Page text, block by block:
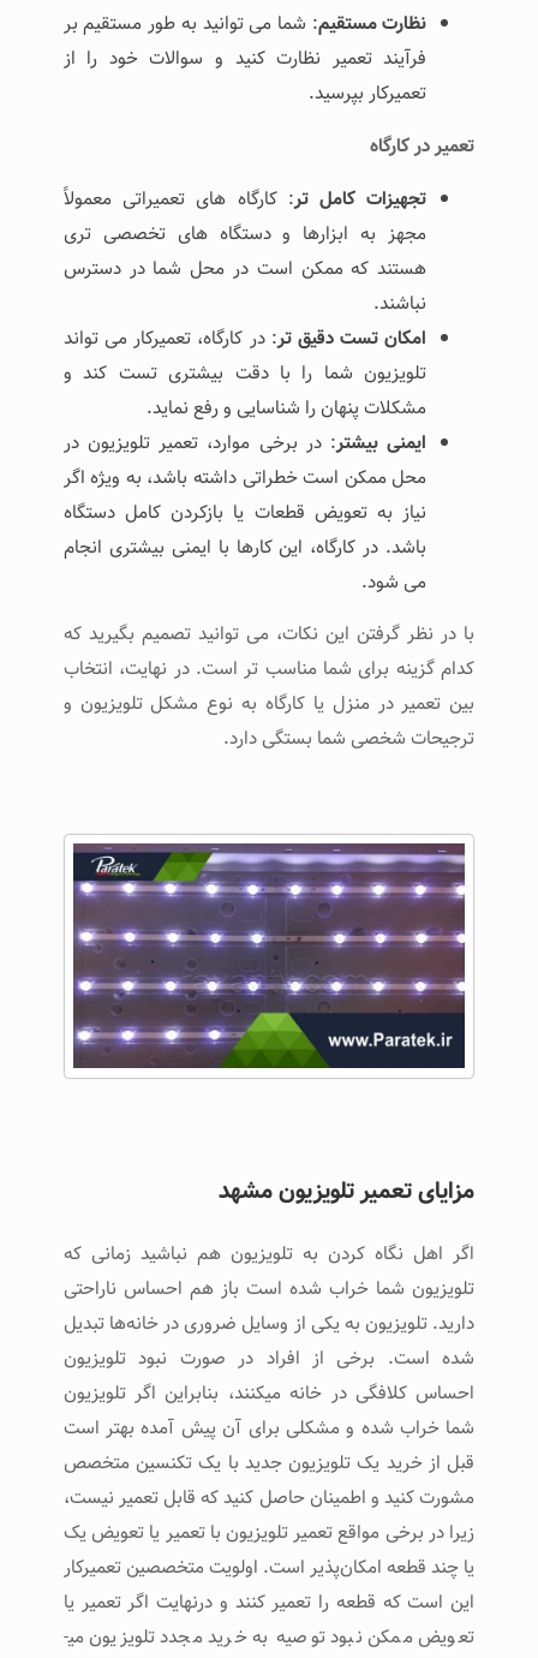
نظارت مستقیم: شما می ‌توانید به طور مستقیم بر
فرآیند تعمیر نظارت کنید و سوالات خود را از
تعمیرکار بپرسید.
تعمیر در کارگاه
تجهیزات کامل ‌تر: کارگاه ‌های تعمیراتی معمولاً
مجهز به ابزارها و دستگاه‌ های تخصصی‌ تری
هستند که ممکن است در محل شما در دسترس
نباشند.
امکان تست دقیق ‌تر: در کارگاه، تعمیرکار می ‌تواند
تلویزیون شما را با دقت بیشتری تست کند و
مشکلات پنهان را شناسایی و رفع نماید.
ایمنی بیشتر: در برخی موارد، تعمیر تلویزیون در
محل ممکن است خطراتی داشته باشد، به ویژه اگر
نیاز به تعویض قطعات یا بازکردن کامل دستگاه
باشد. در کارگاه، این کارها با ایمنی بیشتری انجام
می ‌شود.
با در نظر گرفتن این نکات، می ‌توانید تصمیم بگیرید که
کدام گزینه برای شما مناسب‌ تر است. در نهایت، انتخاب
بین تعمیر در منزل یا کارگاه به نوع مشکل تلویزیون و
ترجیحات شخصی شما بستگی دارد.
مزایای تعمیر تلویزیون مشهد
اگر اهل نگاه کردن به تلویزیون هم نباشید زمانی که
تلویزیون شما خراب شده است باز هم احساس ناراحتی
دارید. تلویزیون به یکی از وسایل ضروری در خانه‌ها تبدیل
شده است. برخی از افراد در صورت نبود تلویزیون
احساس کلافگی در خانه می­کنند، بنابراین اگر تلویزیون
شما خراب شده و مشکلی برای آن پیش آمده بهتر است
قبل از خرید یک تلویزیون جدید با یک تکنسین متخصص
مشورت کنید و اطمینان حاصل کنید که قابل تعمیر نیست،
زیرا در برخی مواقع تعمیر تلویزیون با تعمیر یا تعویض یک
یا چند قطعه امکان‌پذیر است. اولویت متخصصین تعمیرکار
این است که قطعه را تعمیر کنند و درنهایت اگر تعمیر یا
تعویض ممکن نبود توصیه به خرید مجدد تلویزیون می­